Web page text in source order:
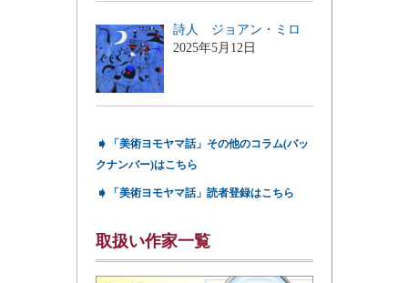
詩人 ジョアン・ミロ
2025年5月12日
➧
「美術ヨモヤマ話」その他のコラム(バッ
クナンバー)はこちら
➧ 「美術ヨモヤマ話」読者登録はこちら
取扱い作家一覧